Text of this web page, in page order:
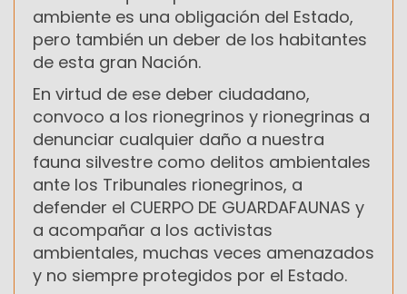
ambiente es una obligación del Estado,
pero también un deber de los habitantes
de esta gran Nación.
En virtud de ese deber ciudadano,
convoco a los rionegrinos y rionegrinas a
denunciar cualquier daño a nuestra
fauna silvestre como delitos ambientales
ante los Tribunales rionegrinos, a
defender el CUERPO DE GUARDAFAUNAS y
a acompañar a los activistas
ambientales, muchas veces amenazados
y no siempre protegidos por el Estado.